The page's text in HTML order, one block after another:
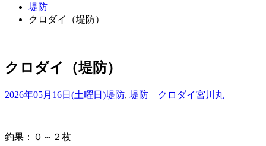
堤防
クロダイ（堤防）
クロダイ（堤防）
2026年05月16日(土曜日)堤防, 堤防 クロダイ宮川丸
釣果：０～２枚